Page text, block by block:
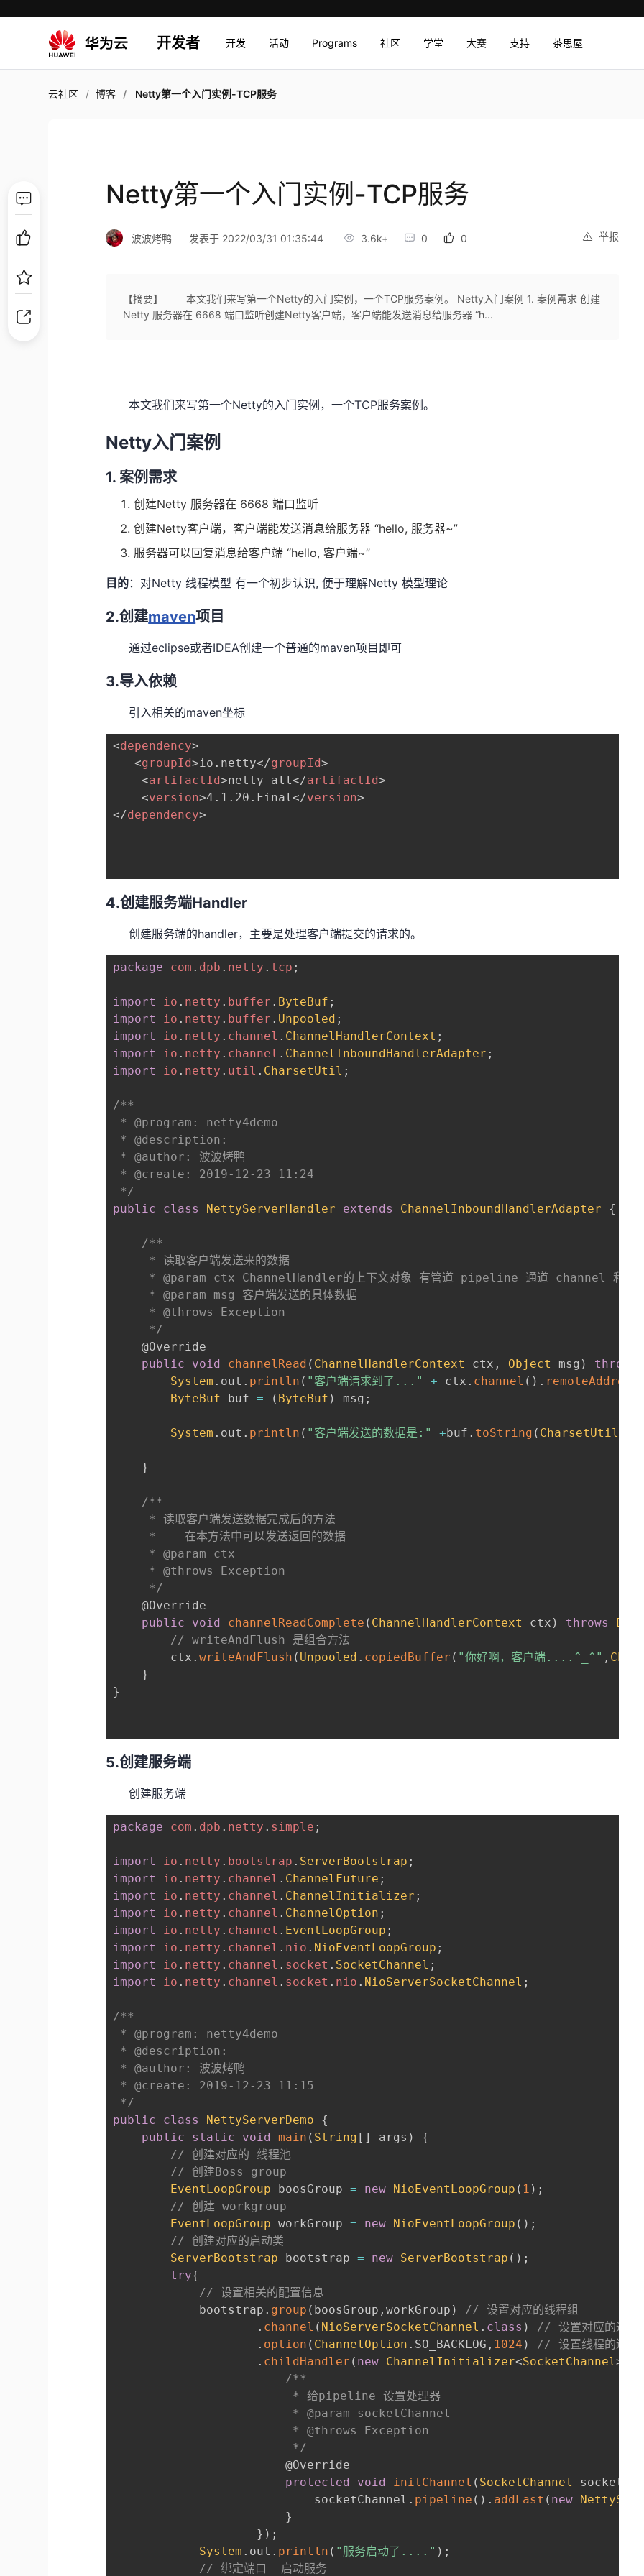
开发者 开发 活动 Programs 社区 学堂 大赛 支持 茶思屋
云社区 博客 Netty第一个入门实例-TCP服务
Netty第一个入门实例-TCP服务
举报
波波烤鸭 发表于 2022/03/31 01:35:44 3.6k+ 0 0
【摘要】 本文我们来写第一个Netty的入门实例，一个TCP服务案例。 Netty入门案例 1. 案例需求 创建
Netty 服务器在 6668 端口监听创建Netty客户端，客户端能发送消息给服务器 “h...
本文我们来写第一个Netty的入门实例，一个TCP服务案例。
Netty入门案例
1. 案例需求
创建Netty 服务器在 6668 端口监听
创建Netty客户端，客户端能发送消息给服务器 “hello, 服务器~”
服务器可以回复消息给客户端 “hello, 客户端~”
目的：对Netty 线程模型 有一个初步认识, 便于理解Netty 模型理论
2.创建maven项目
通过eclipse或者IDEA创建一个普通的maven项目即可
3.导入依赖
引入相关的maven坐标
<dependency>
<groupId>io.netty</groupId>
<artifactId>netty-all</artifactId>
<version>4.1.20.Final</version>
</dependency>
4.创建服务端Handler
创建服务端的handler，主要是处理客户端提交的请求的。
package com . dpb . netty . tcp ;
import io . netty . buffer . ByteBuf ;
import
io . netty . buffer . Unpooled ;
import
io . netty . channel . ChannelHandlerContext ;
import
io . netty . channel . ChannelInboundHandlerAdapter ;
import
io . netty . util . CharsetUtil ;
/**
* @program: netty4demo
* @description:
* @author: 波波烤鸭
* @create: 2019-12-23 11:24
*/
public
class NettyServerHandler extends ChannelInboundHandlerAdapter {
/**
     * 读取客户端发送来的数据
* @param ctx ChannelHandler的上下文对象 有管道 pipeline 通道 channel 和 请
     * @param msg 客户端发送的具体数据
     * @throws Exception
     */
@Override
public
void channelRead ( ChannelHandlerContext ctx , Object msg ) throws
System . out . println ( "客户端请求到了..." + ctx . channel ( ) . remoteAddress
ByteBuf buf = ( ByteBuf ) msg ;
System . out . println ( "客户端发送的数据是:" +buf . toString ( CharsetUtil
}
/**
     * 读取客户端发送数据完成后的方法
     *    在本方法中可以发送返回的数据
     * @param ctx
     * @throws Exception
     */
@Override
public
void channelReadComplete ( ChannelHandlerContext ctx ) throws
// writeAndFlush 是组合方法
        ctx
.writeAndFlush ( Unpooled . copiedBuffer ( "你好啊，客户端....^_^" ,
}
}
5.创建服务端
创建服务端
package com . dpb . netty . simple ;
import io . netty . bootstrap . ServerBootstrap ;
import
io . netty . channel . ChannelFuture ;
import
io . netty . channel . ChannelInitializer ;
import
io . netty . channel . ChannelOption ;
import
io . netty . channel . EventLoopGroup ;
import
io . netty . channel . nio . NioEventLoopGroup ;
import
io . netty . channel . socket . SocketChannel ;
import
io . netty . channel . socket . nio . NioServerSocketChannel ;
/**
* @program: netty4demo
* @description:
* @author: 波波烤鸭
* @create: 2019-12-23 11:15
*/
public
class NettyServerDemo
{
public
static void main ( String [ ] args )
{
// 创建对应的 线程池
// 创建Boss group
EventLoopGroup boosGroup = new NioEventLoopGroup ( 1 ) ;
// 创建 workgroup
EventLoopGroup workGroup = new NioEventLoopGroup ( ) ;
// 创建对应的启动类
ServerBootstrap bootstrap = new ServerBootstrap ( ) ;
try{
// 设置相关的配置信息
            bootstrap
. group ( boosGroup ,workGroup )
// 设置对应的线程组
. channel ( NioServerSocketChannel . class )
// 设置对应的通道
. option ( ChannelOption . SO_BACKLOG , 1024 )
// 设置线程的连接
. childHandler ( new ChannelInitializer<SocketChannel>
/**
                         * 给pipeline 设置处理器
                         * @param socketChannel
                         * @throws Exception
                         */
@Override
protected
void initChannel ( SocketChannel
                            socketChannel
. pipeline ( ) . addLast ( new
}
} ) ;
System . out . println ( "服务启动了...." ) ;
// 绑定端口  启动服务